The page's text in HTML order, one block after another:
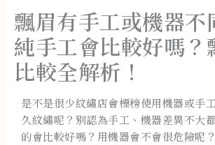
飄眉有手工或機器不
純手工會比較好嗎？
比較全解析！
是不是很少紋繡店會標榜使用機器或手
久紋繡呢？別認為手工、機器差異不大
的會比較好嗎？用機器會不會很危險呢